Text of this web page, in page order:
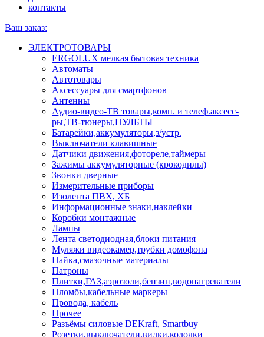
контакты
Ваш заказ:
ЭЛЕКТРОТОВАРЫ
ERGOLUX мелкая бытовая техника
Автоматы
Автотовары
Аксессуары для смартфонов
Антенны
Аудио-видео-ТВ товары,комп. и телеф.аксесс-
ры,ТВ-тюнеры,ПУЛЬТЫ
Батарейки,аккумуляторы,з/устр.
Выключатели клавишные
Датчики движения,фотореле,таймеры
Зажимы аккумуляторные (крокодилы)
Звонки дверные
Измерительные приборы
Изолента ПВХ, ХБ
Информационные знаки,наклейки
Коробки монтажные
Лампы
Лента светодиодная,блоки питания
Муляжи видеокамер,трубки домофона
Пайка,смазочные материалы
Патроны
Плитки,ГАЗ,аэрозоли,бензин,водонагреватели
Пломбы,кабельные маркеры
Провода, кабель
Прочее
Разъёмы силовые DEKraft, Smartbuy
Розетки,выключатели,вилки,колодки